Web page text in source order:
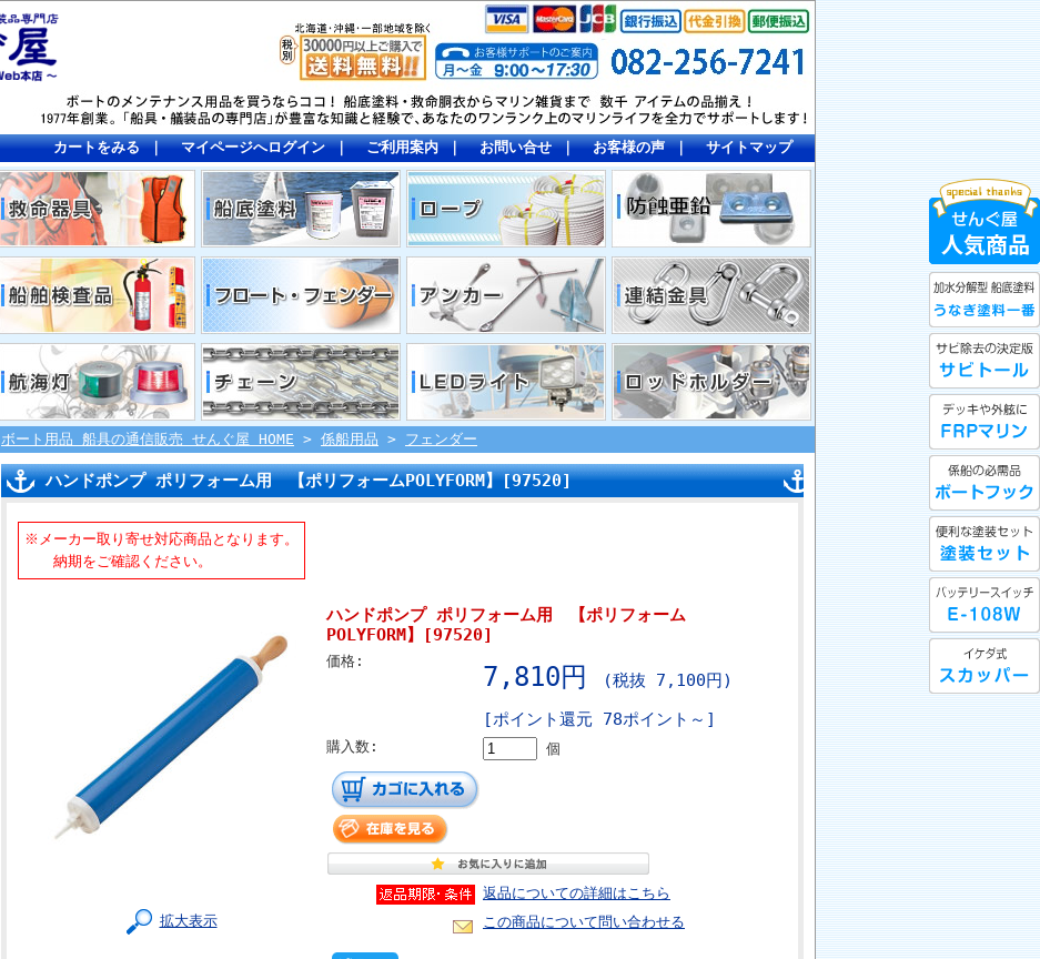
カートをみる｜ マイページへログイン｜ ご利用案内｜ お問い合せ｜ お客様の声｜ サイトマップ
ボート用品 船具の通信販売 せんぐ屋 HOME > 係船用品 > フェンダー
ハンドポンプ ポリフォーム用 【ポリフォームPOLYFORM】[97520]
※メーカー取り寄せ対応商品となります。
納期をご確認ください。
拡大表示
ハンドポンプ ポリフォーム用 【ポリフォーム
POLYFORM】[97520]
価格:
7,810円 (税抜 7,100円)
[ポイント還元 78ポイント～]
購入数: 個
返品についての詳細はこちら
この商品について問い合わせる